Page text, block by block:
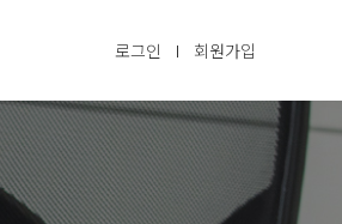
로그인 회원가입